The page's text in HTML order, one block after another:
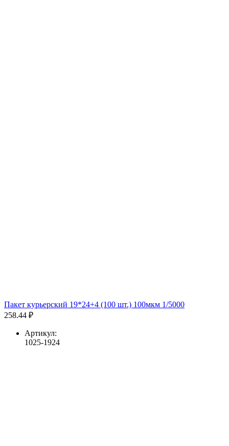
Пакет курьерский 19*24+4 (100 шт.) 100мкм 1/5000
258.44 ₽
Артикул:
1025-1924